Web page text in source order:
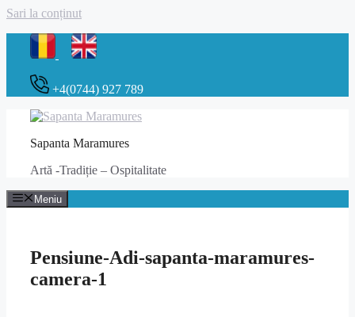
Sari la conținut
+4(0744) 927 789
Sapanta Maramures
Artă -Tradiție – Ospitalitate
Meniu
Pensiune-Adi-sapanta-maramures-
camera-1